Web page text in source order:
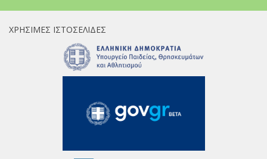
ΧΡΉΣΙΜΕΣ ΙΣΤΟΣΕΛΊΔΕΣ